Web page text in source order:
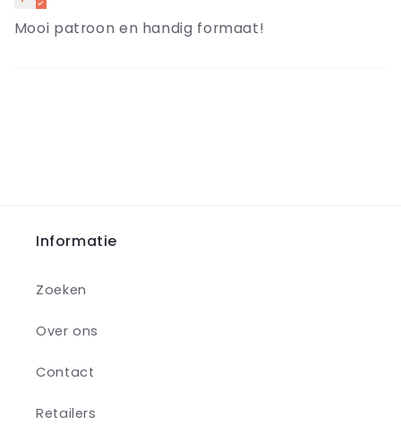
Mooi patroon en handig formaat!
Informatie
Zoeken
Over ons
Contact
Retailers